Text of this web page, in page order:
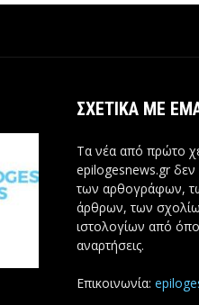
ΣΧΕΤΙΚΆ ΜΕ
Τα νέα από πρώτο
epilogesnews.gr δεν
των αρθογράφων,
άρθρων, των
ιστολογίων από
αναρτήσεις.
Επικοινωνία: